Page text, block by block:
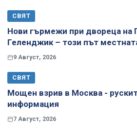
СВЯТ
Нови гърмежи при двореца на
Геленджик – този път
9 Август, 2026
СВЯТ
Мощен взрив в Москва -
информация
7 Август, 2026